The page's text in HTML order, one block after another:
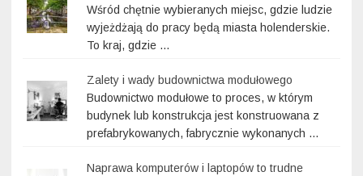
Wśród chętnie wybieranych miejsc, gdzie ludzie
wyjeżdżają do pracy będą miasta holenderskie.
To kraj, gdzie …
Zalety i wady budownictwa modułowego
Budownictwo modułowe to proces, w którym
budynek lub konstrukcja jest konstruowana z
prefabrykowanych, fabrycznie wykonanych …
Naprawa komputerów i laptopów to trudne